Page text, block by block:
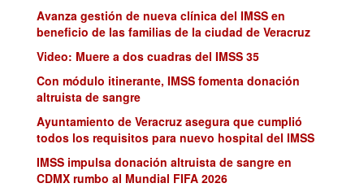
Avanza gestión de nueva clínica del IMSS en
beneficio de las familias de la ciudad de Veracruz
Video: Muere a dos cuadras del IMSS 35
Con módulo itinerante, IMSS fomenta donación
altruista de sangre
Ayuntamiento de Veracruz asegura que cumplió
todos los requisitos para nuevo hospital del IMSS
IMSS impulsa donación altruista de sangre en
CDMX rumbo al Mundial FIFA 2026